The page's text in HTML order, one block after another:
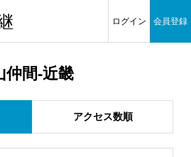
ログイン 会員登録
仲間-近畿
アクセス数順